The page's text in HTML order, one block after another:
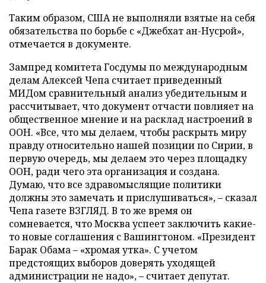
Таким образом, США не выполняли взятые на себя
обязательства по борьбе с «Джебхат ан-Нусрой»,
отмечается в документе.
Зампред комитета Госдумы по международным
делам Алексей Чепа считает приведенный
МИДом сравнительный анализ убедительным и
рассчитывает, что документ отчасти повлияет на
общественное мнение и на расклад настроений в
ООН. «Все, что мы делаем, чтобы раскрыть миру
правду относительно нашей позиции по Сирии, в
первую очередь, мы делаем это через площадку
ООН, ради чего эта организация и создана.
Думаю, что все здравомыслящие политики
должны это замечать и прислушиваться», – сказал
Чепа газете ВЗГЛЯД. В то же время он
сомневается, что Москва успеет заключить какие-
то новые соглашения с Вашингтоном. «Президент
Барак Обама – «хромая утка». С учетом
предстоящих выборов доверять уходящей
администрации не надо», – считает депутат.